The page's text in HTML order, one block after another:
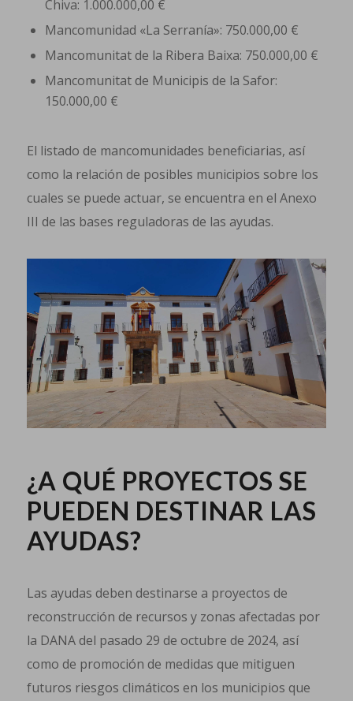
Chiva: 1.000.000,00 €
Mancomunidad «La Serranía»: 750.000,00 €
Mancomunitat de la Ribera Baixa: 750.000,00 €
Mancomunitat de Municipis de la Safor:
150.000,00 €
El listado de mancomunidades beneficiarias, así
como la relación de posibles municipios sobre los
cuales se puede actuar, se encuentra en el Anexo
III de las bases reguladoras de las ayudas.
¿A QUÉ PROYECTOS SE
PUEDEN DESTINAR LAS
AYUDAS?
Las ayudas deben destinarse a proyectos de
reconstrucción de recursos y zonas afectadas por
la DANA del pasado 29 de octubre de 2024, así
como de promoción de medidas que mitiguen
futuros riesgos climáticos en los municipios que